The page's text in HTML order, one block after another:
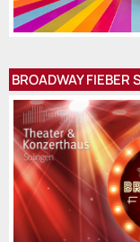
BROADWAY